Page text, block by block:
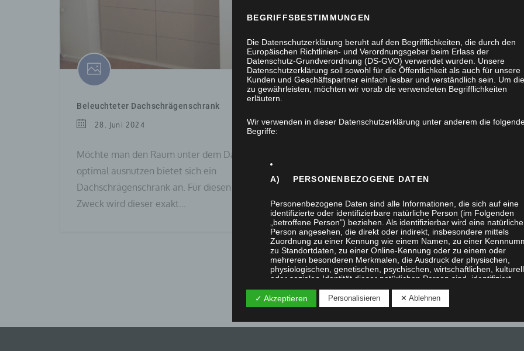
Beleuchteter Dachschrägenschrank
28. Juni 2024
Möchte man den Raum unter dem Dach
optimal ausnutzen bietet sich ein
Dachschrägenschrank an. Für diesen
Zweck wird dieser exakt…
BEGRIFFSBESTIMMUNGEN
Die Datenschutzerklärung beruht auf den Begrifflichkeiten, die durch den
Europäischen Richtlinien- und Verordnungsgeber beim Erlass der
Datenschutz-Grundverordnung (DS-GVO) verwendet wurden. Unsere
Datenschutzerklärung soll sowohl für die Öffentlichkeit als auch für unsere
Kunden und Geschäftspartner einfach lesbar und verständlich sein. Um
zu gewährleisten, möchten wir vorab die verwendeten Begrifflichkeiten
erläutern.
Wir verwenden in dieser Datenschutzerklärung unter anderem die
Begriffe:
A) PERSONENBEZOGENE DATEN
Personenbezogene Daten sind alle Informationen, die sich auf eine
identifizierte oder identifizierbare natürliche Person (im Folgenden
„betroffene Person") beziehen. Als identifizierbar wird eine natürliche
Person angesehen, die direkt oder indirekt, insbesondere mittels
Zuordnung zu einer Kennung wie einem Namen, zu einer
zu Standortdaten, zu einer Online-Kennung oder zu einem oder
mehreren besonderen Merkmalen, die Ausdruck der physischen,
physiologischen, genetischen, psychischen, wirtschaftlichen,
oder sozialen Identität dieser natürlichen Person sind, identifiziert
werden kann.
✓ Akzeptieren Personalisieren ✕ Ablehnen